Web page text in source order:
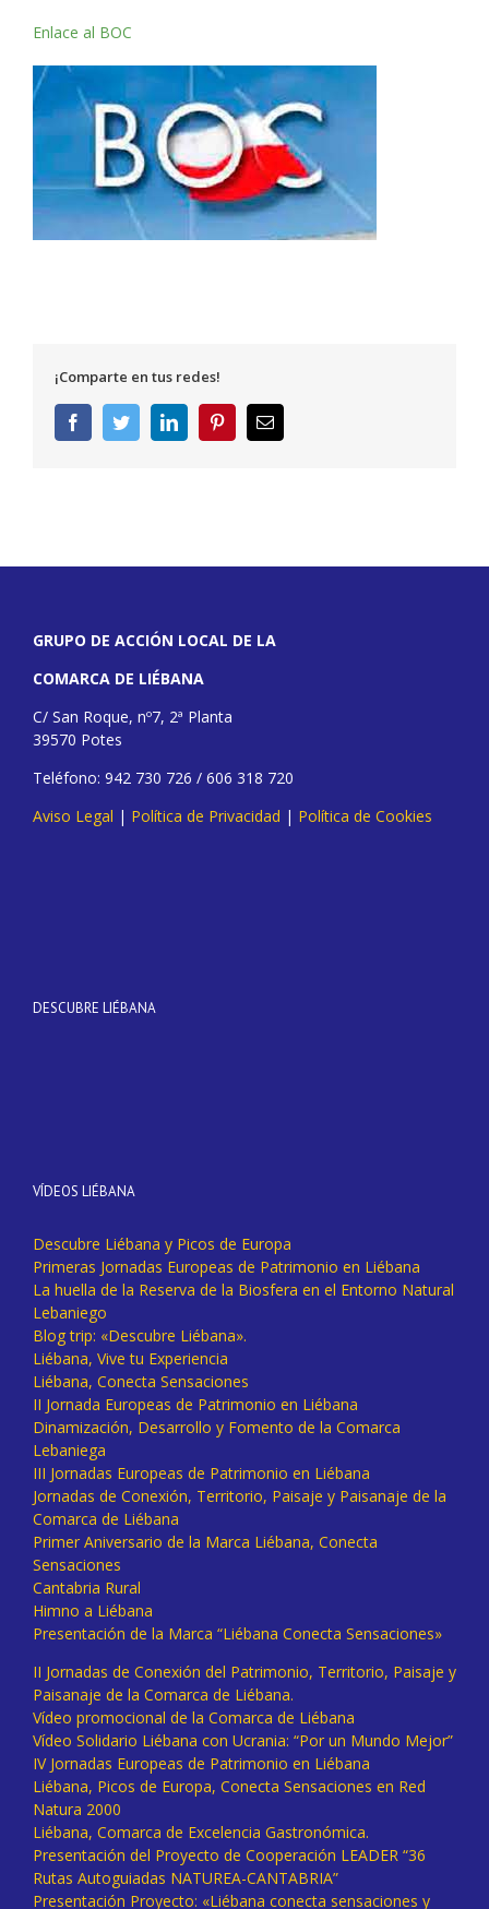
Enlace al BOC
¡Comparte en tus redes!
FacebookTwitterLinkedInPinterestCorreo
electrónico
GRUPO DE ACCIÓN LOCAL DE LA
COMARCA DE LIÉBANA
C/ San Roque, nº7, 2ª Planta
39570 Potes
Teléfono: 942 730 726 / 606 318 720
Aviso Legal | Política de Privacidad | Política de Cookies
DESCUBRE LIÉBANA
VÍDEOS LIÉBANA
Descubre Liébana y Picos de Europa
Primeras Jornadas Europeas de Patrimonio en Liébana
La huella de la Reserva de la Biosfera en el Entorno Natural
Lebaniego
Blog trip: «Descubre Liébana».
Liébana, Vive tu Experiencia
Liébana, Conecta Sensaciones
II Jornada Europeas de Patrimonio en Liébana
Dinamización, Desarrollo y Fomento de la Comarca
Lebaniega
III Jornadas Europeas de Patrimonio en Liébana
Jornadas de Conexión, Territorio, Paisaje y Paisanaje de la
Comarca de Liébana
Primer Aniversario de la Marca Liébana, Conecta
Sensaciones
Cantabria Rural
Himno a Liébana
Presentación de la Marca “Liébana Conecta Sensaciones»
II Jornadas de Conexión del Patrimonio, Territorio, Paisaje y
Paisanaje de la Comarca de Liébana.
Vídeo promocional de la Comarca de Liébana
Vídeo Solidario Liébana con Ucrania: “Por un Mundo Mejor”
IV Jornadas Europeas de Patrimonio en Liébana
Liébana, Picos de Europa, Conecta Sensaciones en Red
Natura 2000
Liébana, Comarca de Excelencia Gastronómica.
Presentación del Proyecto de Cooperación LEADER “36
Rutas Autoguiadas NATUREA-CANTABRIA”
Presentación Proyecto: «Liébana conecta sensaciones y